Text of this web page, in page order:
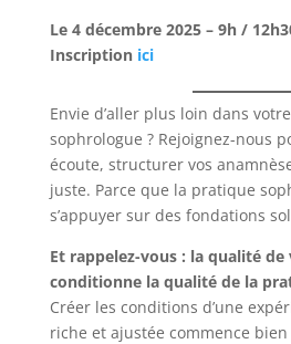
Le 4 décembre 2025 – 9h /
Inscriptionici
Envie d’aller plus loin dans
sophrologue ? Rejoignez-nous
écoute, structurer vos
juste. Parce que la pratique
s’appuyer sur des fondations
Et rappelez-vous : la qualité
conditionne la qualité de la
Créer les conditions d’une
riche et ajustée commence